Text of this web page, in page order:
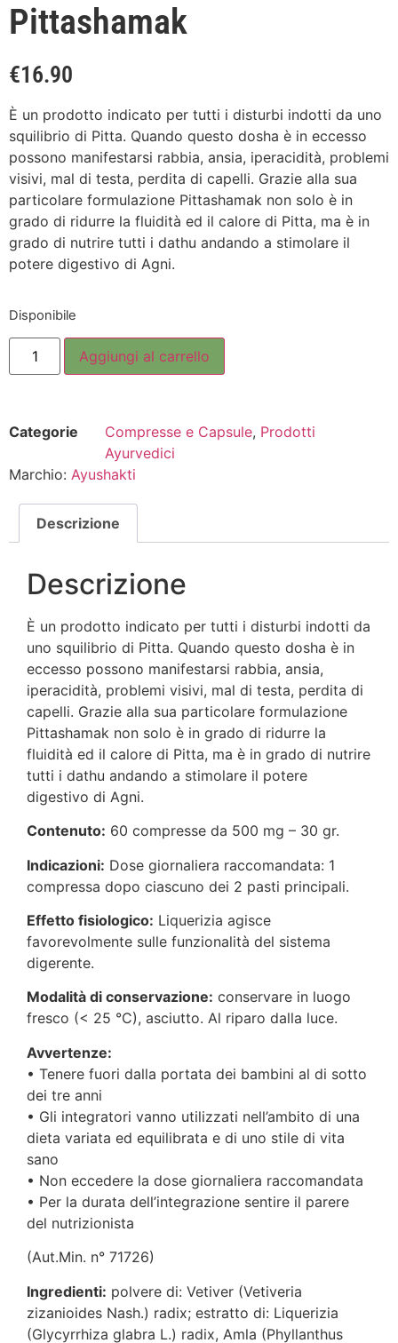
Pittashamak
€16.90
È un prodotto indicato per tutti i disturbi indotti da uno
squilibrio di Pitta. Quando questo dosha è in eccesso
possono manifestarsi rabbia, ansia, iperacidità, problemi
visivi, mal di testa, perdita di capelli. Grazie alla sua
particolare formulazione Pittashamak non solo è in
grado di ridurre la fluidità ed il calore di Pitta, ma è in
grado di nutrire tutti i dathu andando a stimolare il
potere digestivo di Agni.
Disponibile
Aggiungi al carrello
Categorie Compresse e Capsule, Prodotti
Ayurvedici
Marchio: Ayushakti
Descrizione
Descrizione
È un prodotto indicato per tutti i disturbi indotti da
uno squilibrio di Pitta. Quando questo dosha è in
eccesso possono manifestarsi rabbia, ansia,
iperacidità, problemi visivi, mal di testa, perdita di
capelli. Grazie alla sua particolare formulazione
Pittashamak non solo è in grado di ridurre la
fluidità ed il calore di Pitta, ma è in grado di nutrire
tutti i dathu andando a stimolare il potere
digestivo di Agni.
Contenuto: 60 compresse da 500 mg – 30 gr.
Indicazioni: Dose giornaliera raccomandata: 1
compressa dopo ciascuno dei 2 pasti principali.
Effetto fisiologico: Liquerizia agisce
favorevolmente sulle funzionalità del sistema
digerente.
Modalità di conservazione: conservare in luogo
fresco (< 25 °C), asciutto. Al riparo dalla luce.
Avvertenze:
• Tenere fuori dalla portata dei bambini al di sotto
dei tre anni
• Gli integratori vanno utilizzati nell’ambito di una
dieta variata ed equilibrata e di uno stile di vita
sano
• Non eccedere la dose giornaliera raccomandata
• Per la durata dell’integrazione sentire il parere
del nutrizionista
(Aut.Min. n° 71726)
Ingredienti: polvere di: Vetiver (Vetiveria
zizanioides Nash.) radix; estratto di: Liquerizia
(Glycyrrhiza glabra L.) radix, Amla (Phyllanthus